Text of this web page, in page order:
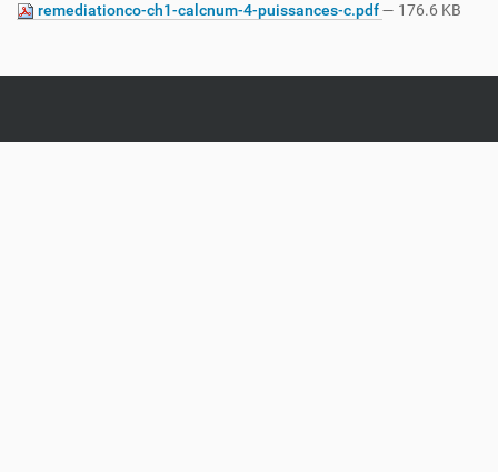
remediationco-ch1-calcnum-4-puissances-c.pdf— 176.6 KB